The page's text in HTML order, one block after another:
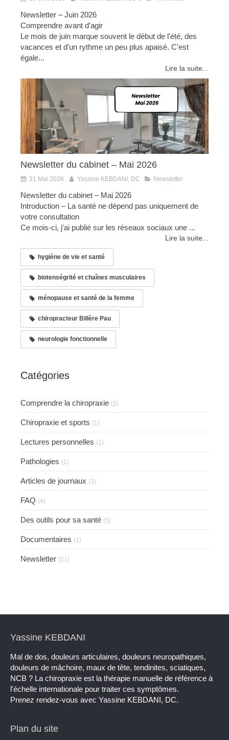
Newsletter – Juin 2026
Comprendre avant d'agir
Le mois de juin marque souvent le début de l'été, des
vacances et d'un rythme un peu plus apaisé. C'est
égale...
Lire la suite...
Newsletter du cabinet – Mai 2026
31 Mai 2026 Yassine KEBDANI, DC Newsletter
Newsletter du cabinet – Mai 2026
Introduction – La santé ne dépend pas uniquement de
votre consultation
Ce mois-ci, j'ai publié sur les réseaux sociaux une ...
Lire la suite...
hygiène de vie et santé
biotenségrité et chaînes musculaires
ménopause et santé de la femme
chiropracteur Billère Pau
neurologie fonctionnelle
Catégories
Comprendre la chiropraxie (2)
Chiropraxie et sports (1)
Lectures personnelles (1)
Pathologies (1)
Articles de journaux (3)
FAQ (4)
Des outils pour sa santé (5)
Documentaires (1)
Newsletter (11)
Yassine KEBDANI
Mal de dos, douleurs articulaires, douleurs neuropathiques,
douleurs de mâchoire, maux de tête, tendinites, sciatiques,
NCB ? La chiropraxie est la thérapie manuelle de référence à
l'échelle internationale pour traiter ces symptômes.
Prenez rendez-vous avec Yassine KEBDANI, DC.
Plan du site